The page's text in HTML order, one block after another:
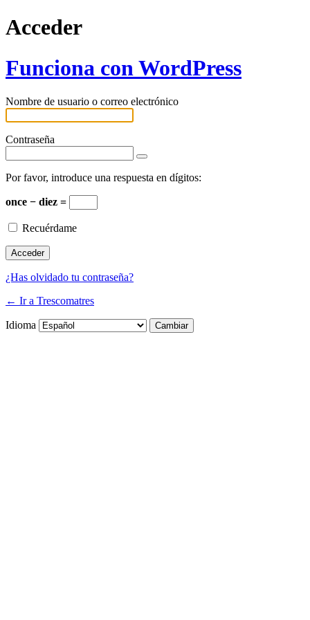
Acceder
Funciona con WordPress
Nombre de usuario o correo electrónico
Contraseña
Por favor, introduce una respuesta en dígitos:
once − diez =
Recuérdame
¿Has olvidado tu contraseña?
← Ir a Trescomatres
Idioma